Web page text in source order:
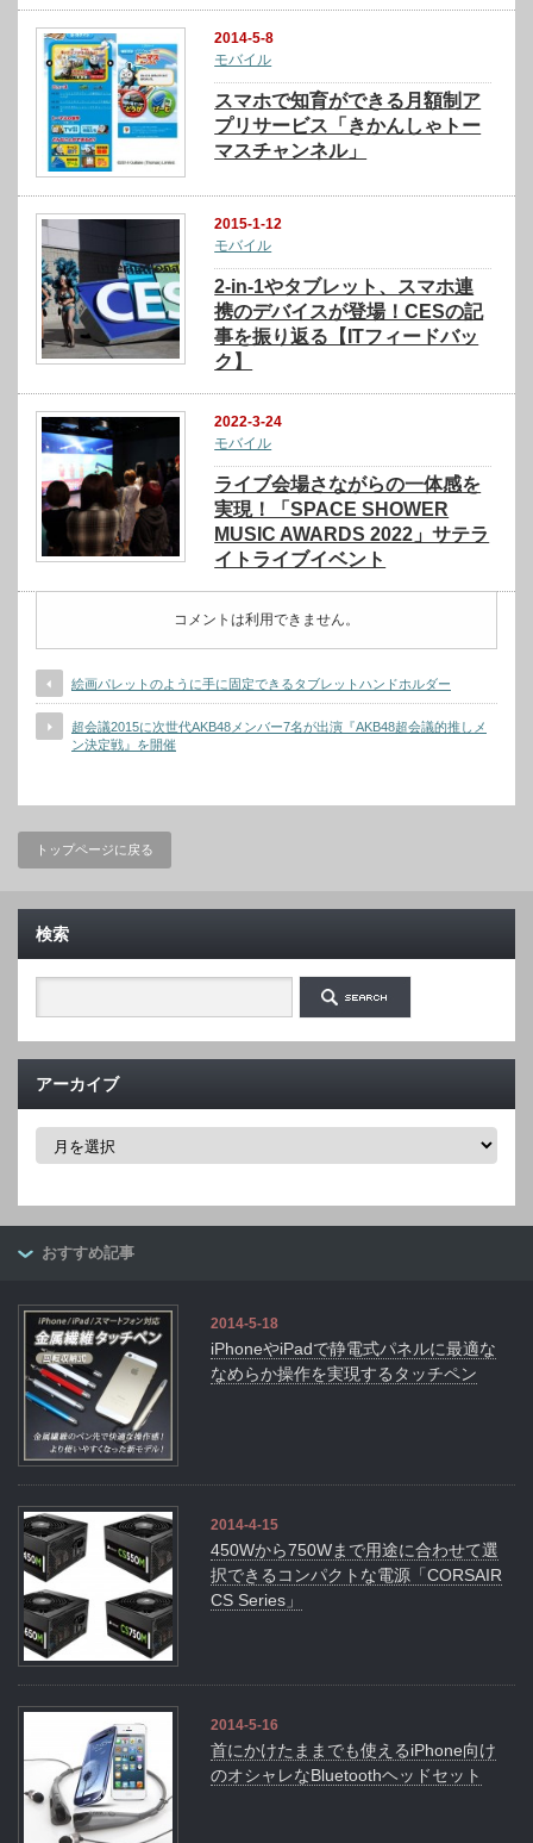
2014-5-8
モバイル
スマホで知育ができる月額制ア
プリサービス「きかんしゃトー
マスチャンネル」
2015-1-12
モバイル
2-in-1やタブレット、スマホ連
携のデバイスが登場！CESの記
事を振り返る【ITフィードバッ
ク】
2022-3-24
モバイル
ライブ会場さながらの一体感を
実現！「SPACE SHOWER
MUSIC AWARDS 2022」サテラ
イトライブイベント
コメントは利用できません。
絵画パレットのように手に固定できるタブレットハンドホルダー
超会議2015に次世代AKB48メンバー7名が出演『AKB48超会議的推しメ
ン決定戦』を開催
トップページに戻る
検索
アーカイブ
ブ
おすすめ記事
2014-5-18
iPhoneやiPadで静電式パネルに最適な
なめらか操作を実現するタッチペン
2014-4-15
450Wから750Wまで用途に合わせて選
択できるコンパクトな電源「CORSAIR
CS Series」
2014-5-16
首にかけたままでも使えるiPhone向け
のオシャレなBluetoothヘッドセット